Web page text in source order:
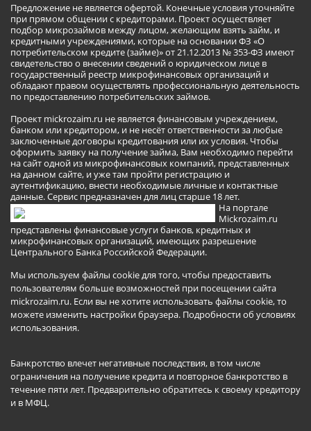
Предложение не является офертой. Конечные условия уточняйте
при прямом общении с кредиторами. Проект осуществляет
подбор микрозаймов между лицом, желающим взять займ, и
кредитными учреждениями, которые на основании ФЗ «О
потребительском кредите (займе)» от 21.12.2013 № 353-ФЗ имеют
свидетельство о внесении сведений о юридическом лице в
государственный реестр микрофинансовых организаций и
обладают правом осуществлять профессиональную деятельность
по предоставлению потребительских займов.
Проект mickrozaim.ru не является финансовым учреждением,
банком или кредитором, и не несёт ответственности за любые
заключенные договоры кредитования или их условия. Чтобы
оформить заявку на получение займа, Вам необходимо перейти
на сайт одной из микрофинансовых компаний, представленных
на данном сайте, и уже там пройти регистрацию и
аутентификацию, внести необходимые личные и контактные
данные. Сервис предназначен для лиц старше 18 лет.
На портале
Mickrozaim.ru
представлены финансовые услуги банков, кредитных и
микрофинансовых организаций, имеющих разрешение
Центрального Банка Российской Федерации.
Мы используем файлы cookie для того, чтобы предоставить
пользователям больше возможностей при посещении сайта
mickrozaim.ru. Если вы не хотите использовать файлы cookie, то
можете изменить настройки браузера. Подробности об условиях
использования.
Банкротство влечет негативные последствия, в том числе
ограничения на получение кредита и повторное банкротство в
течение пяти лет. Предварительно обратитесь к своему кредитору
и в МФЦ.